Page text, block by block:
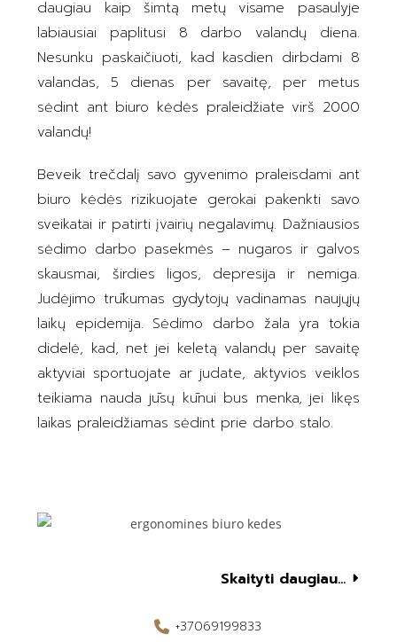
daugiau kaip šimtą metų visame pasaulyje
labiausiai paplitusi 8 darbo valandų diena.
Nesunku paskaičiuoti, kad kasdien dirbdami 8
valandas, 5 dienas per savaitę, per metus
sėdint ant biuro kėdės praleidžiate virš 2000
valandų!
Beveik trečdalį savo gyvenimo praleisdami ant
biuro kėdės rizikuojate gerokai pakenkti savo
sveikatai ir patirti įvairių negalavimų. Dažniausios
sėdimo darbo pasekmės – nugaros ir galvos
skausmai, širdies ligos, depresija ir nemiga.
Judėjimo trūkumas gydytojų vadinamas naujųjų
laikų epidemija. Sėdimo darbo žala yra tokia
didelė, kad, net jei keletą valandų per savaitę
aktyviai sportuojate ar judate, aktyvios veiklos
teikiama nauda jūsų kūnui bus menka, jei likęs
laikas praleidžiamas sėdint prie darbo stalo.
Skaityti daugiau...
+37069199833